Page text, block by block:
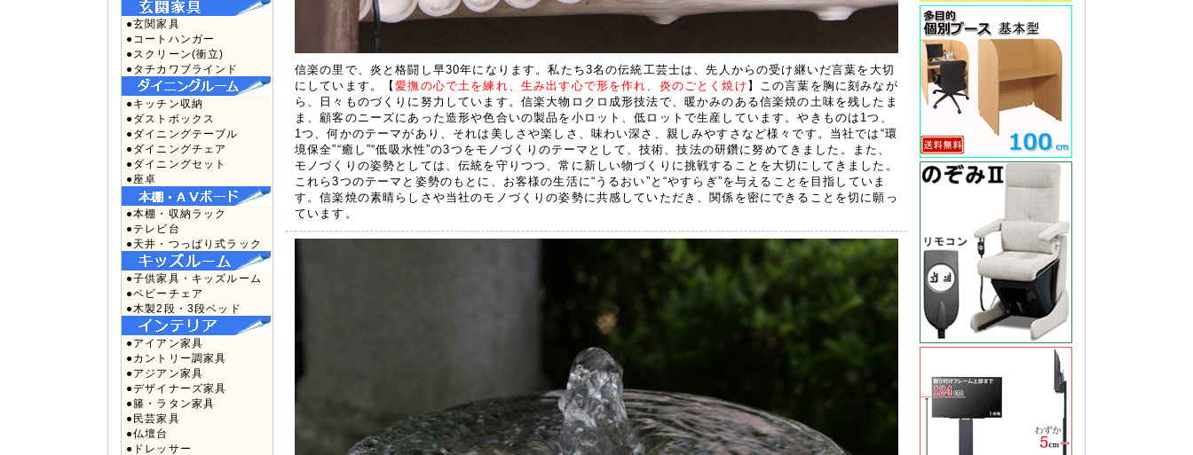
●玄関家具
●コートハンガー
●スクリーン(衝立)
●タチカワブラインド
●キッチン収納
●ダストボックス
●ダイニングテーブル
●ダイニングチェア
●ダイニングセット
●座卓
●本棚・収納ラック
●テレビ台
●天井・つっぱり式ラック
●子供家具・キッズルーム
●ベビーチェア
●木製2段・3段ベッド
●アイアン家具
●カントリー調家具
●アジアン家具
●デザイナーズ家具
●籐・ラタン家具
●民芸家具
●仏壇台
●ドレッサー
信楽の里で、炎と格闘し早30年になります。私たち3名の伝統工芸士は、先人からの受け継いだ言葉を大切
にしています。【愛撫の心で土を練れ、生み出す心で形を作れ、炎のごとく焼け 】この言葉を胸に刻みなが
ら、日々ものづくりに努力しています。信楽大物ロクロ成形技法で、暖かみのある信楽焼の土味を残したま
ま、顧客のニーズにあった造形や色合いの製品を小ロット、低ロットで生産しています。やきものは1つ、
1つ、何かのテーマがあり、それは美しさや楽しさ、味わい深さ、親しみやすさなど様々です。当社では“環
境保全”“癒し”“低吸水性”の3つをモノづくりのテーマとして、技術、技法の研鑽に努めてきました。また、
モノづくりの姿勢としては、伝統を守りつつ、常に新しい物づくりに挑戦することを大切にしてきました。
これら3つのテーマと姿勢のもとに、お客様の生活に“うるおい”と“やすらぎ”を与えることを目指していま
す。信楽焼の素晴らしさや当社のモノづくりの姿勢に共感していただき、関係を密にできることを切に願っ
ています。